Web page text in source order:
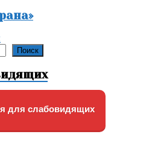
Поиск
для слабовидящих